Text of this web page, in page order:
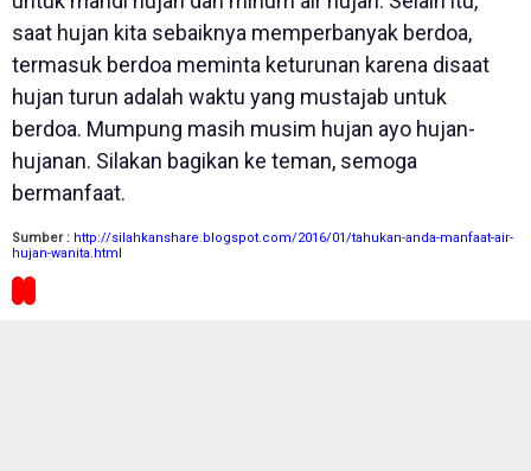
saat hujan kita sebaiknya memperbanyak berdoa,
termasuk berdoa meminta keturunan karena disaat
hujan turun adalah waktu yang mustajab untuk
berdoa. Mumpung masih musim hujan ayo hujan-
hujanan. Silakan bagikan ke teman, semoga
bermanfaat.
Sumber : http://silahkanshare.blogspot.com/2016/01/tahukan-anda-manfaat-air-
hujan-wanita.html